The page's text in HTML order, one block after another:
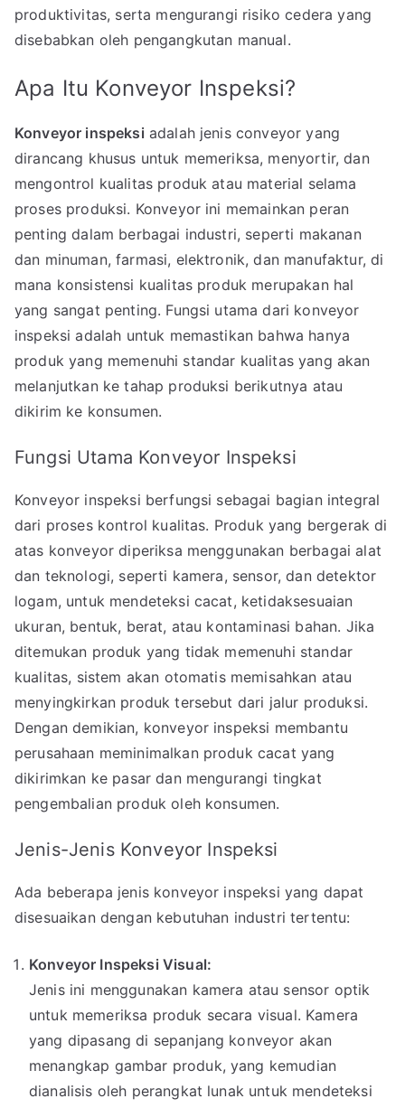
produktivitas, serta mengurangi risiko cedera yang
disebabkan oleh pengangkutan manual.
Apa Itu Konveyor Inspeksi?
Konveyor inspeksi adalah jenis conveyor yang
dirancang khusus untuk memeriksa, menyortir, dan
mengontrol kualitas produk atau material selama
proses produksi. Konveyor ini memainkan peran
penting dalam berbagai industri, seperti makanan
dan minuman, farmasi, elektronik, dan manufaktur, di
mana konsistensi kualitas produk merupakan hal
yang sangat penting. Fungsi utama dari konveyor
inspeksi adalah untuk memastikan bahwa hanya
produk yang memenuhi standar kualitas yang akan
melanjutkan ke tahap produksi berikutnya atau
dikirim ke konsumen.
Fungsi Utama Konveyor Inspeksi
Konveyor inspeksi berfungsi sebagai bagian integral
dari proses kontrol kualitas. Produk yang bergerak di
atas konveyor diperiksa menggunakan berbagai alat
dan teknologi, seperti kamera, sensor, dan detektor
logam, untuk mendeteksi cacat, ketidaksesuaian
ukuran, bentuk, berat, atau kontaminasi bahan. Jika
ditemukan produk yang tidak memenuhi standar
kualitas, sistem akan otomatis memisahkan atau
menyingkirkan produk tersebut dari jalur produksi.
Dengan demikian, konveyor inspeksi membantu
perusahaan meminimalkan produk cacat yang
dikirimkan ke pasar dan mengurangi tingkat
pengembalian produk oleh konsumen.
Jenis-Jenis Konveyor Inspeksi
Ada beberapa jenis konveyor inspeksi yang dapat
disesuaikan dengan kebutuhan industri tertentu:
Konveyor Inspeksi Visual:
Jenis ini menggunakan kamera atau sensor optik
untuk memeriksa produk secara visual. Kamera
yang dipasang di sepanjang konveyor akan
menangkap gambar produk, yang kemudian
dianalisis oleh perangkat lunak untuk mendeteksi